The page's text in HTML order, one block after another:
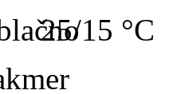
25/15 °C